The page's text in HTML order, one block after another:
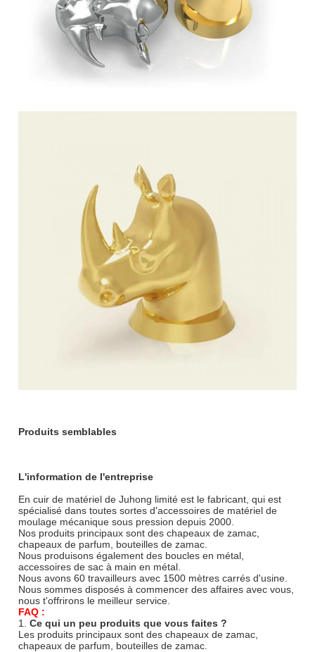
Produits semblables
L'information de l'entreprise
En cuir de matériel de Juhong limité est le fabricant, qui est
spécialisé dans toutes sortes d'accessoires de matériel de
moulage mécanique sous pression depuis 2000.
Nos produits principaux sont des chapeaux de zamac,
chapeaux de parfum, bouteilles de zamac.
Nous produisons également des boucles en métal,
accessoires de sac à main en métal.
Nous avons 60 travailleurs avec 1500 mètres carrés d'usine.
Nous sommes disposés à commencer des affaires avec vous,
nous t'offrirons le meilleur service.
FAQ :
1. Ce qui un peu produits que vous faites ?
Les produits principaux sont des chapeaux de zamac,
chapeaux de parfum, bouteilles de zamac.